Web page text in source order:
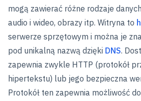
mogą zawierać różne rodzaje
audio i wideo, obrazy itp. Witryna to
serwerze sprzętowym i można je
pod unikalną nazwą dzięki DNS.
zapewnia zwykle HTTP (protokół
hipertekstu) lub jego bezpieczna
Protokół ten zapewnia możliwość